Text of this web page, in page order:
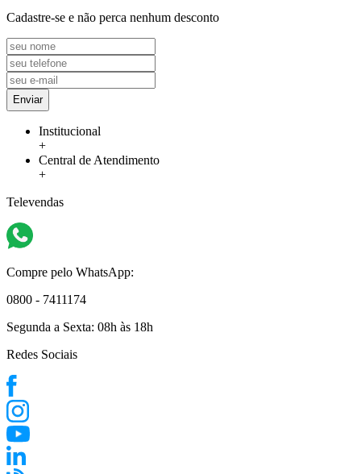
Cadastre-se e não perca nenhum desconto
Enviar
Institucional
+
Central de Atendimento
+
Televendas
Compre pelo WhatsApp:
0800 - 7411174
Segunda a Sexta: 08h às 18h
Redes Sociais